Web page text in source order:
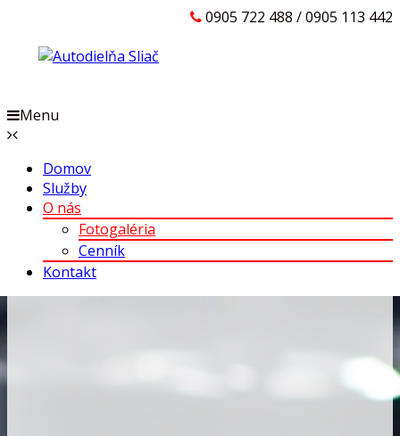
0905 722 488 / 0905 113 442
Menu
Domov
Služby
O nás
Fotogaléria
Cenník
Kontakt